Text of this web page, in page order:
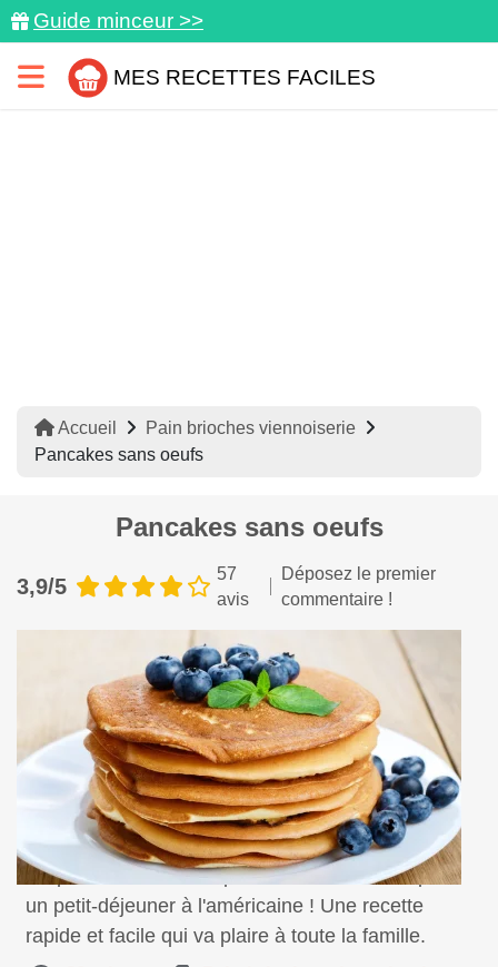
Guide minceur >>
MES RECETTES FACILES
Accueil
Pain brioches viennoiserie
Pancakes sans oeufs
Pancakes sans oeufs
3,9/5
57
avis
Déposez le premier
commentaire !
Préparez de délicieux pancakes, sans oeuf, pour
un petit-déjeuner à l'américaine ! Une recette
rapide et facile qui va plaire à toute la famille.